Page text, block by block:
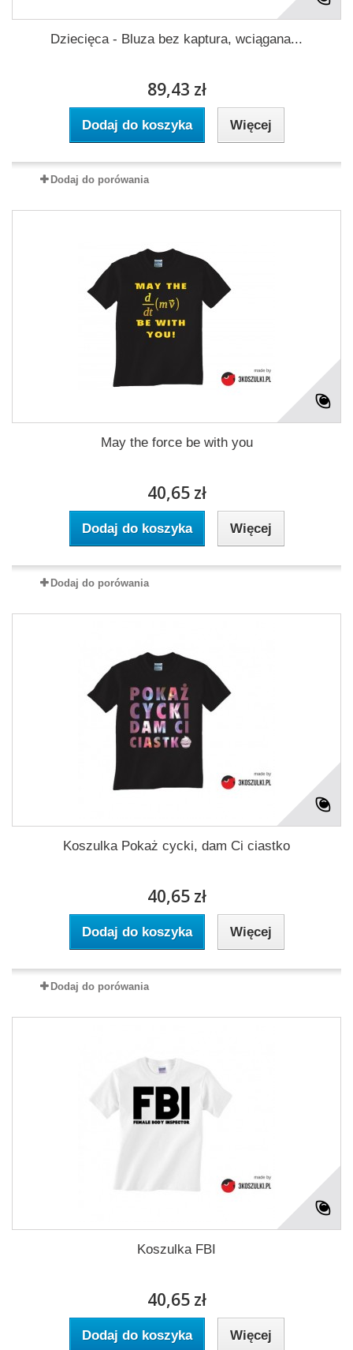
Dziecięca - Bluza bez kaptura, wciągana...
89,43 zł
Dodaj do koszyka Więcej
Dodaj do porówania
May the force be with you
40,65 zł
Dodaj do koszyka Więcej
Dodaj do porówania
Koszulka Pokaż cycki, dam Ci ciastko
40,65 zł
Dodaj do koszyka Więcej
Dodaj do porówania
Koszulka FBI
40,65 zł
Dodaj do koszyka Więcej